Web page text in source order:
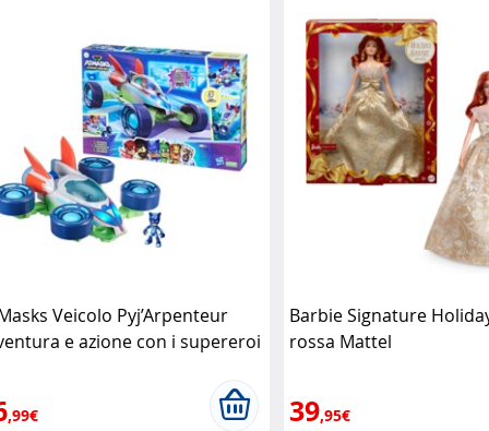
Veicolo Pyj’Arpenteur
e azione con i supereroi
,99€
Barbie Signature
rossa Mattel
39,95€